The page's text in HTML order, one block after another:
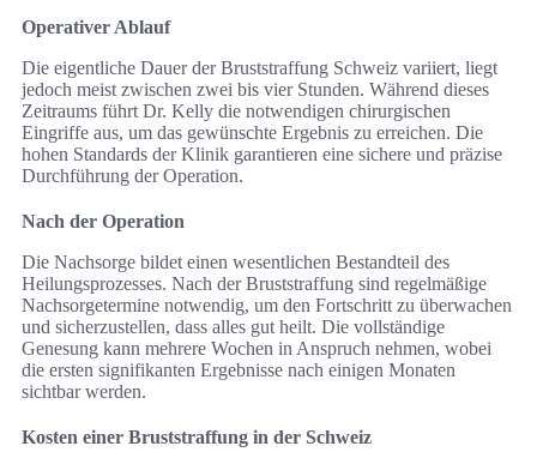
Operativer Ablauf
Die eigentliche Dauer der Bruststraffung Schweiz variiert, liegt
jedoch meist zwischen zwei bis vier Stunden. Während dieses
Zeitraums führt Dr. Kelly die notwendigen chirurgischen
Eingriffe aus, um das gewünschte Ergebnis zu erreichen. Die
hohen Standards der Klinik garantieren eine sichere und präzise
Durchführung der Operation.
Nach der Operation
Die Nachsorge bildet einen wesentlichen Bestandteil des
Heilungsprozesses. Nach der Bruststraffung sind regelmäßige
Nachsorgetermine notwendig, um den Fortschritt zu überwachen
und sicherzustellen, dass alles gut heilt. Die vollständige
Genesung kann mehrere Wochen in Anspruch nehmen, wobei
die ersten signifikanten Ergebnisse nach einigen Monaten
sichtbar werden.
Kosten einer Bruststraffung in der Schweiz